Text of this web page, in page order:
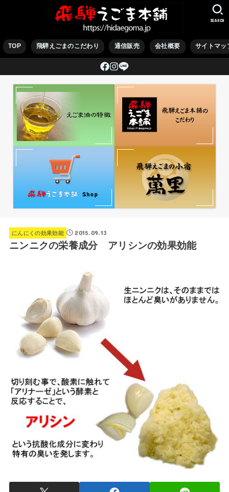
TOP 飛騨えごまのこだわり 通信販売 会社概要 サイトマッ
SEARCH
にんにくの効果効能 2015.09.13
ニンニクの栄養成分 アリシンの効果効能